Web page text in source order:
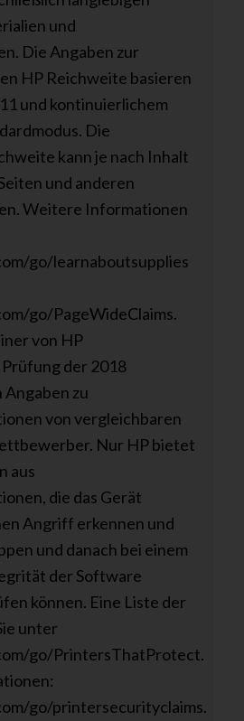
und
Die Angaben zur
HP Reichweite basieren
und kontinuierlichem
Die
kann je nach Inhalt
und anderen
Weitere Informationen
go/learnaboutsupplies
go/PageWideClaims.
von HP
der 2018
zu
von vergleichbaren
Nur HP bietet
aus
die das Gerät
Angriff erkennen und
und danach bei einem
der Software
können. Eine Liste der
unter
go/PrintersThatProtect.
go/printersecurityclaims.